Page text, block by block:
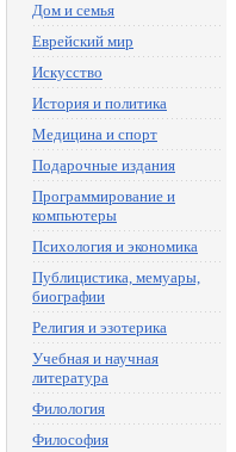
Дом и семья
Еврейский мир
Искусство
История и политика
Медицина и спорт
Подарочные издания
Программирование и
компьютеры
Психология и экономика
Публицистика, мемуары,
биографии
Религия и эзотерика
Учебная и научная
литература
Филология
Философия